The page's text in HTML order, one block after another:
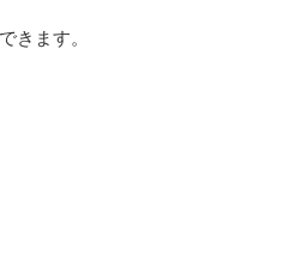
きます。